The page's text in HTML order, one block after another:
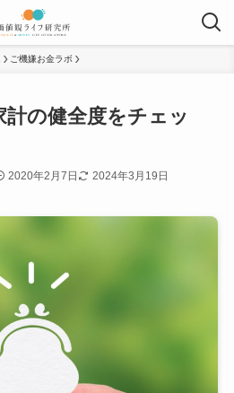
ご機嫌お金ラボ
の健全度をチェッ
2020年2月7日 2024年3月19日